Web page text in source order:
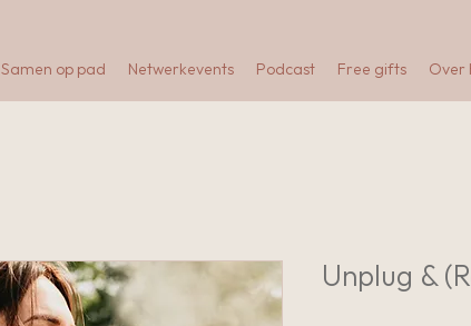
Samen op pad Netwerkevents Podcast Free gifts Over
Unplug &